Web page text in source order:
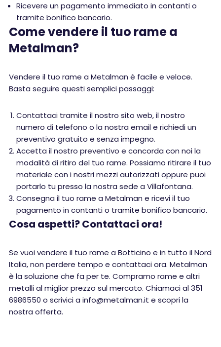
Ricevere un pagamento immediato in contanti o
tramite bonifico bancario.
Come vendere il tuo rame a
Metalman?
Vendere il tuo rame a Metalman è facile e veloce.
Basta seguire questi semplici passaggi:
Contattaci tramite il nostro sito web, il nostro
numero di telefono o la nostra email e richiedi un
preventivo gratuito e senza impegno.
Accetta il nostro preventivo e concorda con noi la
modalità di ritiro del tuo rame. Possiamo ritirare il tuo
materiale con i nostri mezzi autorizzati oppure puoi
portarlo tu presso la nostra sede a Villafontana.
Consegna il tuo rame a Metalman e ricevi il tuo
pagamento in contanti o tramite bonifico bancario.
Cosa aspetti? Contattaci ora!
Se vuoi vendere il tuo rame a Botticino e in tutto il Nord
Italia, non perdere tempo e contattaci ora. Metalman
è la soluzione che fa per te. Compramo rame e altri
metalli al miglior prezzo sul mercato. Chiamaci al 351
6986550 o scrivici a info@metalman.it e scopri la
nostra offerta.